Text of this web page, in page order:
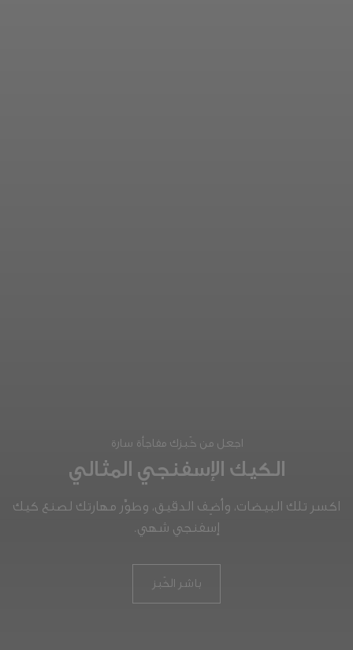
اجعل من خَبزك مفاجأة سارة
الكيك الإسفنجي المثالي
اكسر تلك البيضات، وأضِف الدقيق، وطوِّر مهارتك لصنع كيك
إسفنجي شهي.
باشر الخَبز